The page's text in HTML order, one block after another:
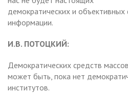
демократических и объективных
информации.
И.В. ПОТОЦКИЙ:
Демократических средств
может быть, пока нет
институтов.